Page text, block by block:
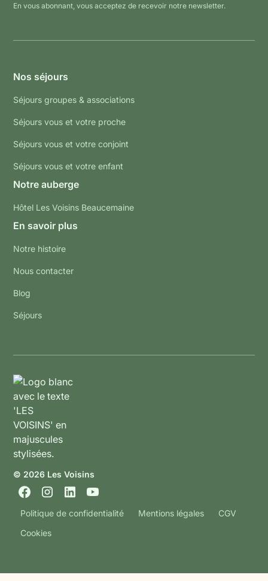
En vous abonnant, vous acceptez de recevoir notre newsletter.
Nos séjours
Séjours groupes & associations
Séjours vous et votre proche
Séjours vous et votre conjoint
Séjours vous et votre enfant
Notre auberge
Hôtel Les Voisins Beaucemaine
En savoir plus
Notre histoire
Nous contacter
Blog
Séjours
© 2026 Les Voisins
Politique de confidentialité Mentions légales
CGV
Cookies